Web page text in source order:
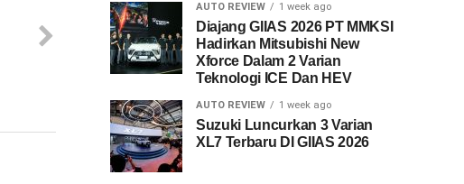
AUTO REVIEW 1 week ago
Diajang GIIAS 2026 PT MMKSI
Hadirkan Mitsubishi New
Xforce Dalam 2 Varian
Teknologi ICE Dan HEV
AUTO REVIEW 1 week ago
Suzuki Luncurkan 3 Varian
XL7 Terbaru DI GIIAS 2026